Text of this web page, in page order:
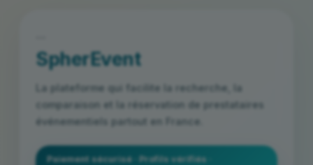
SpherEvent
La plateforme qui facilite la recherche, la
comparaison et la réservation de prestataires
événementiels partout en France.
Paiement sécurisé · Profils vérifiés ·